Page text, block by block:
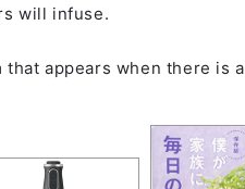
will infuse.
appears when there is a